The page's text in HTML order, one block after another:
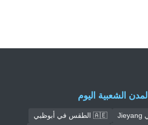
المدن الشعبية اليوم
🇦🇪 الطقس في أبوظبي